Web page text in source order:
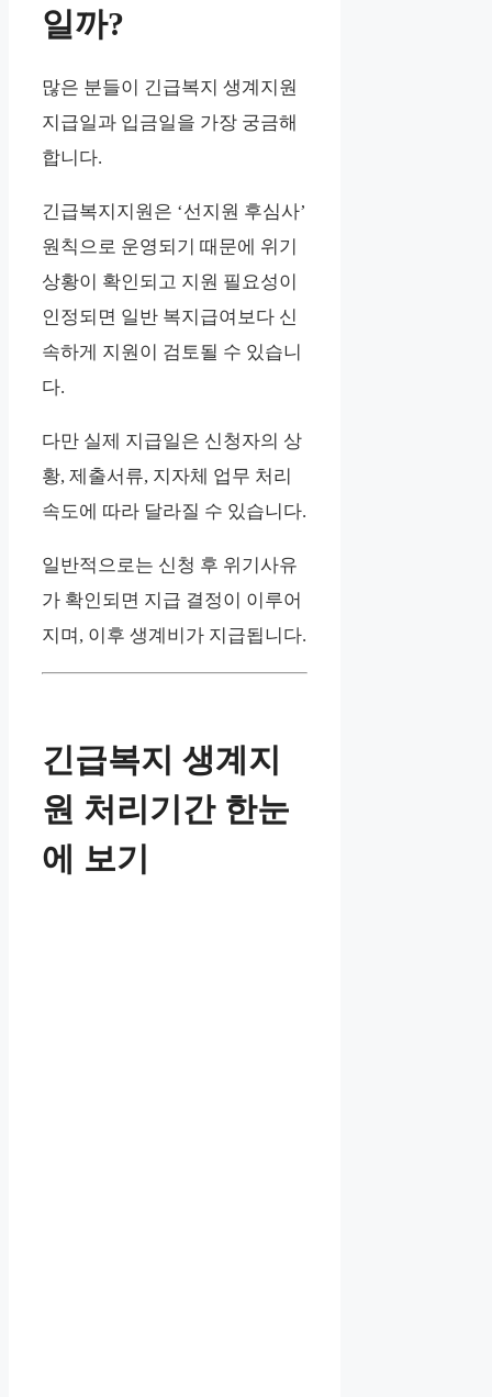
일까?
많은 분들이 긴급복지 생계지원
지급일과 입금일을 가장 궁금해
합니다.
긴급복지지원은 ‘선지원 후심사’
원칙으로 운영되기 때문에 위기
상황이 확인되고 지원 필요성이
인정되면 일반 복지급여보다 신
속하게 지원이 검토될 수 있습니
다.
다만 실제 지급일은 신청자의 상
황, 제출서류, 지자체 업무 처리
속도에 따라 달라질 수 있습니다.
일반적으로는 신청 후 위기사유
가 확인되면 지급 결정이 이루어
지며, 이후 생계비가 지급됩니다.
긴급복지 생계지
원 처리기간 한눈
에 보기